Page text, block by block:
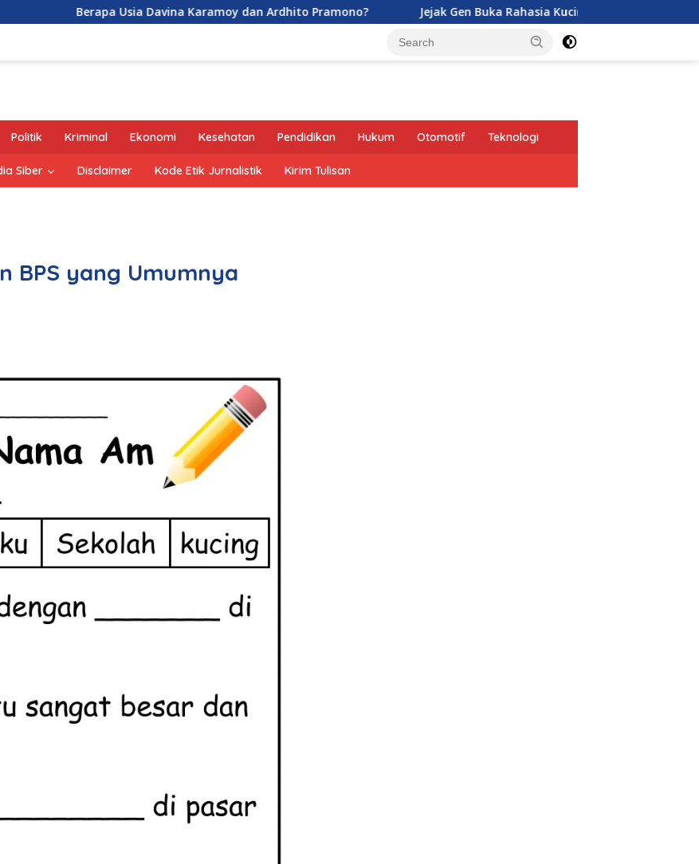
Berapa Usia Davina Karamoy dan Ardhito Pramono? Jejak Gen Buka Rahasia Kucing di Eropa oleh Tentara Romawi
Politik Kriminal Ekonomi Kesehatan Pendidikan Hukum Otomotif Teknologi
Siber Disclaimer Kode Etik Jurnalistik Kirim Tulisan
BPS yang Umumnya